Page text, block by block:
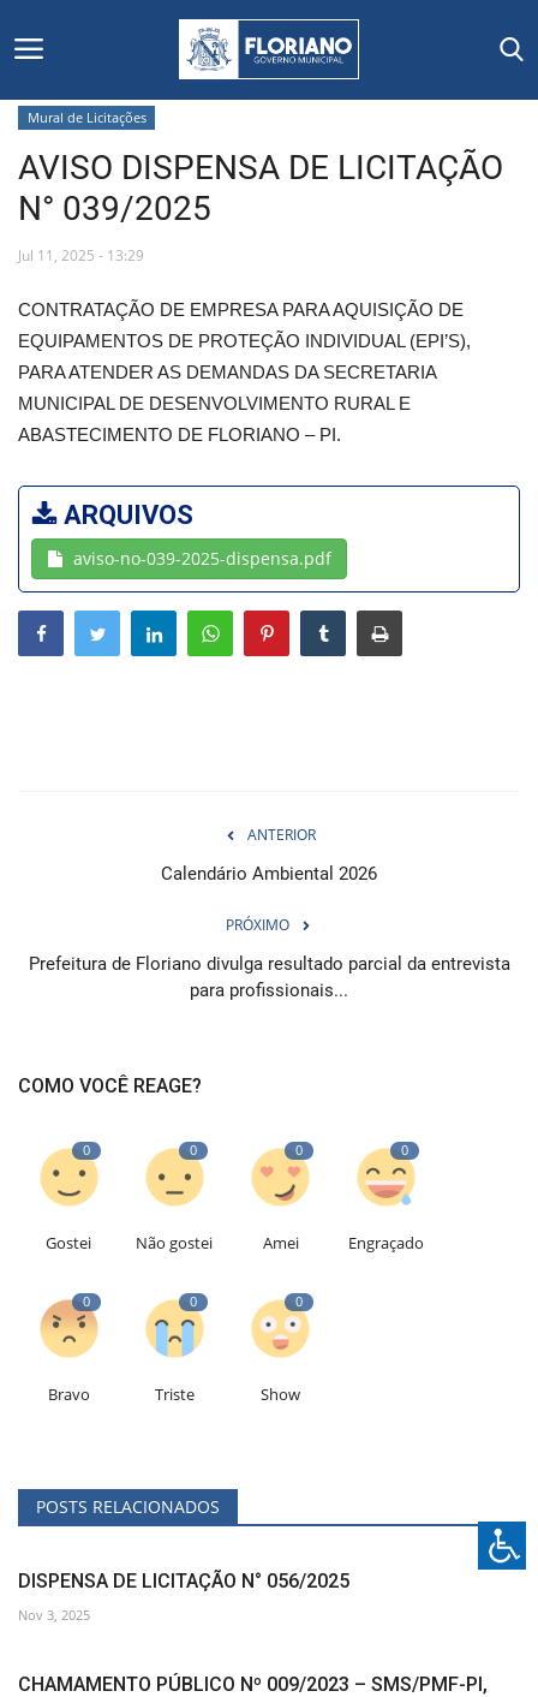
Início
Editais
Secretarias e Órgãos
Mural de Licitações
Vídeos
Webmail
Contato
Mural de Licitações
AVISO DISPENSA DE LICITAÇÃO
N° 039/2025
Jul 11, 2025 - 13:29
CONTRATAÇÃO DE EMPRESA PARA AQUISIÇÃO DE
EQUIPAMENTOS DE PROTEÇÃO INDIVIDUAL (EPI’S),
PARA ATENDER AS DEMANDAS DA SECRETARIA
MUNICIPAL DE DESENVOLVIMENTO RURAL E
ABASTECIMENTO DE FLORIANO – PI.
ARQUIVOS
aviso-no-039-2025-dispensa.pdf
ANTERIOR
Calendário Ambiental 2026
PRÓXIMO
Prefeitura de Floriano divulga resultado parcial da entrevista
para profissionais...
COMO VOCÊ REAGE?
0
Gostei
0
Não gostei
0
Amei
0
Engraçado
0
Bravo
0
Triste
0
Show
POSTS RELACIONADOS
DISPENSA DE LICITAÇÃO N° 056/2025
Nov 3, 2025
CHAMAMENTO PÚBLICO Nº 009/2023 – SMS/PMF-PI,